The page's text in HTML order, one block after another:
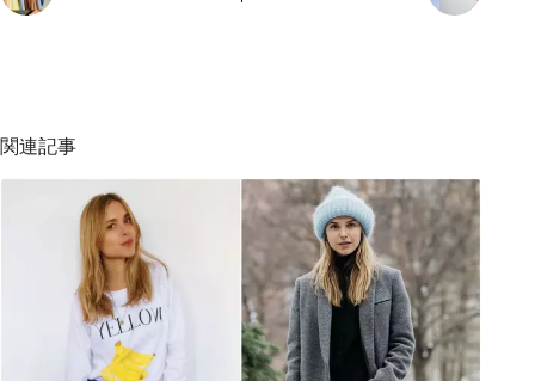
関連記事